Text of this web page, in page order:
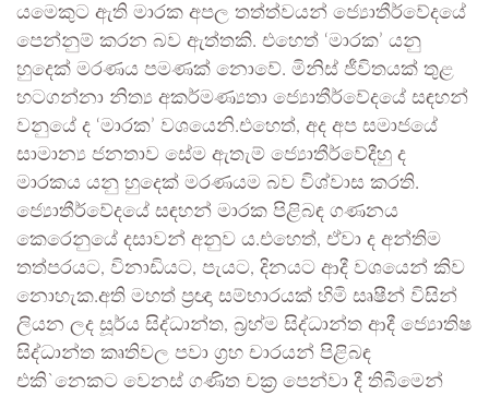
යමෙකුට ඇති මාරක අපල තත්ත්වයන් ජ්‍යොතීර්වේදයේ
පෙන්නුම් කරන බව ඇත්තකි. එහෙත් ‘මාරක’ යනු
හුදෙක් මරණය පමණක් නොවේ. මිනිස් ජීවිතයක් තුළ
හටගන්නා නිත්‍ය අකර්මණ්‍යතා ජ්‍යොතීර්වේදයේ සඳහන්
වනුයේ ද ‘මාරක’ වශයෙනි.එහෙත්, අද අප සමාජයේ
සාමාන්‍ය ජනතාව සේම ඇතැම් ජ්‍යොතීර්වේදීහු ද
මාරකය යනු හුදෙක් මරණයම බව විශ්වාස කරති.
ජ්‍යොතීර්වේදයේ සඳහන් මාරක පිළිබඳ ගණනය
කෙරෙනුයේ දසාවන් අනුව ය.එහෙත්, ඒවා ද අන්තිම
තත්පරයට, විනාඩියට, පැයට, දිනයට ආදී වශයෙන් කිව
නොහැක.අති මහත් ප්‍රඥා සම්භාරයක් හිමි සෘෂීන් විසින්
ලියන ලද සූර්ය සිද්ධාන්ත, බ්‍රහ්ම සිද්ධාන්ත ආදී ජ්‍යොතිෂ
සිද්ධාන්ත කෘතිවල පවා ග්‍රහ චාරයන් පිළිබඳ
එකි`නෙකට වෙනස් ගණිත චක්‍ර පෙන්වා දී තිබීමෙන්